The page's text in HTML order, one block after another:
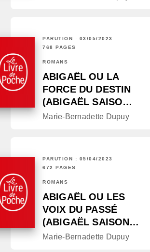
PARUTION : 03/05/2023
768 PAGES
ROMANS
ABIGAËL OU LA
FORCE DU DESTIN
(ABIGAËL SAISO…
Marie-Bernadette Dupuy
PARUTION : 05/04/2023
672 PAGES
ROMANS
ABIGAËL OU LES
VOIX DU PASSÉ
(ABIGAËL SAISON…
Marie-Bernadette Dupuy